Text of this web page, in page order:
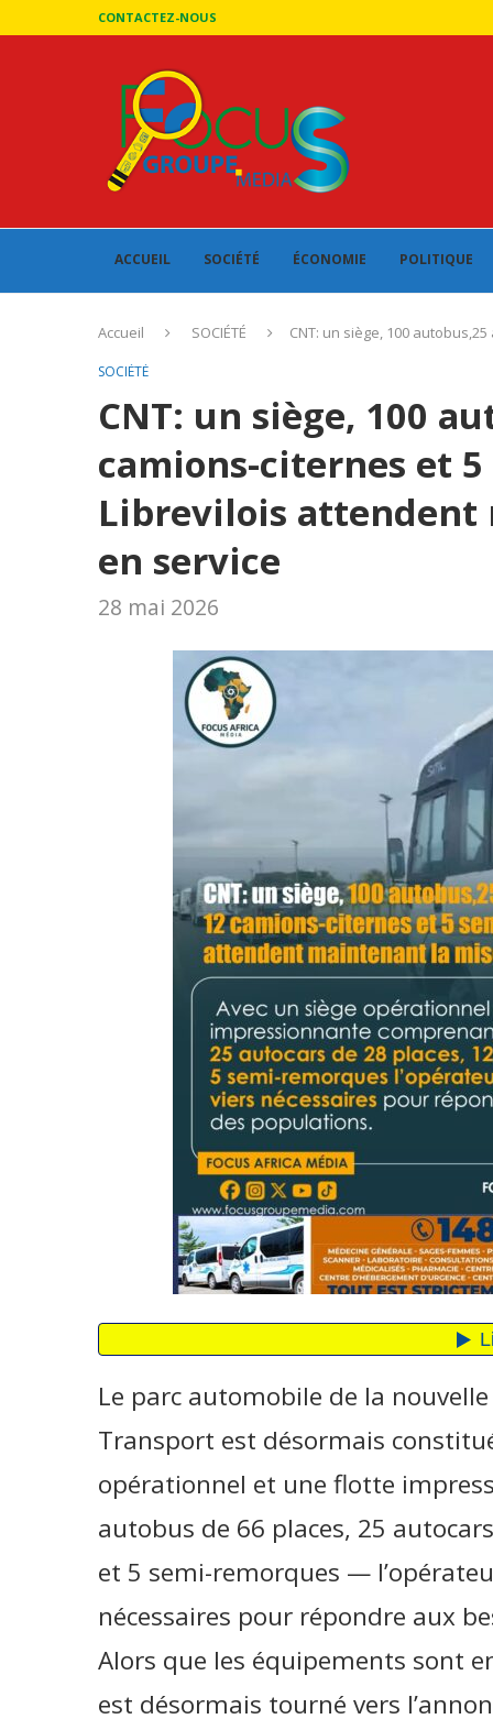
CONTACTEZ-NOUS
ACCUEIL SOCIÉTÉ ÉCONOMIE POLITIQUE
Accueil SOCIÉTÉ CNT: un siège, 100
SOCIÉTÉ
CNT: un siège, 100
camions-citernes et
Librevilois attendent
en service
28 mai 2026
Le parc automobile de la
Transport est désormais
opérationnel et une flotte
autobus de 66 places, 25
et 5 semi-remorques —
nécessaires pour répondre aux
Alors que les équipements sont
est désormais tourné vers